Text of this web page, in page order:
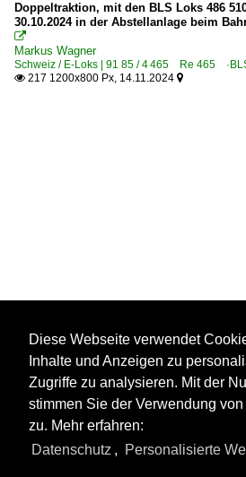
Doppeltraktion, mit den BLS Loks 486
30.10.2024 in der Abstellanlage beim

Markus Wagner
Schweiz / E-Loks | 91 85 / 4 465 Re 465
 217 1200x800 Px, 14.11.2024 
Diese Webseite verwendet
Inhalte und Anzeigen zu
Zugriffe zu analysieren. Mit der
stimmen Sie der Verwendung
zu. Mehr erfahren:
Datenschutz , Personalisierte